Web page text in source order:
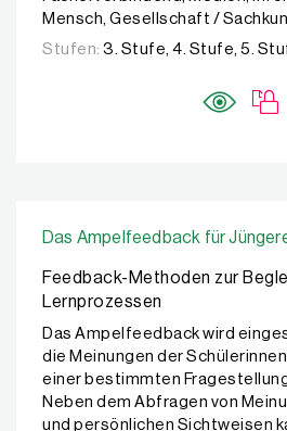
Mensch, Gesellschaft /
Stufen: 3. Stufe, 4. Stufe, 5.
Das Ampelfeedback für
Feedback-Methoden zur
Lernprozessen
Das Ampelfeedback wird
die Meinungen der
einer bestimmten Fragestellung
Neben dem Abfragen von
und persönlichen Sichtweisen